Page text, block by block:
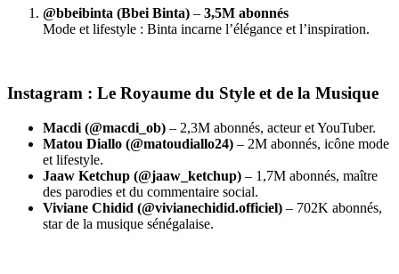
@bbeibinta (Bbei Binta) – 3,5M abonnés
Mode et lifestyle : Binta incarne l’élégance et l’inspiration.
Instagram : Le Royaume du Style et de la Musique
Macdi (@macdi_ob) – 2,3M abonnés, acteur et YouTuber.
Matou Diallo (@matoudiallo24) – 2M abonnés, icône mode
et lifestyle.
Jaaw Ketchup (@jaaw_ketchup) – 1,7M abonnés, maître
des parodies et du commentaire social.
Viviane Chidid (@vivianechidid.officiel) – 702K abonnés,
star de la musique sénégalaise.